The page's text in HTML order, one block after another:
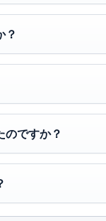
？
のですか？